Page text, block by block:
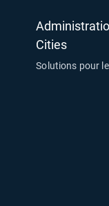
Cities
Solutions pour